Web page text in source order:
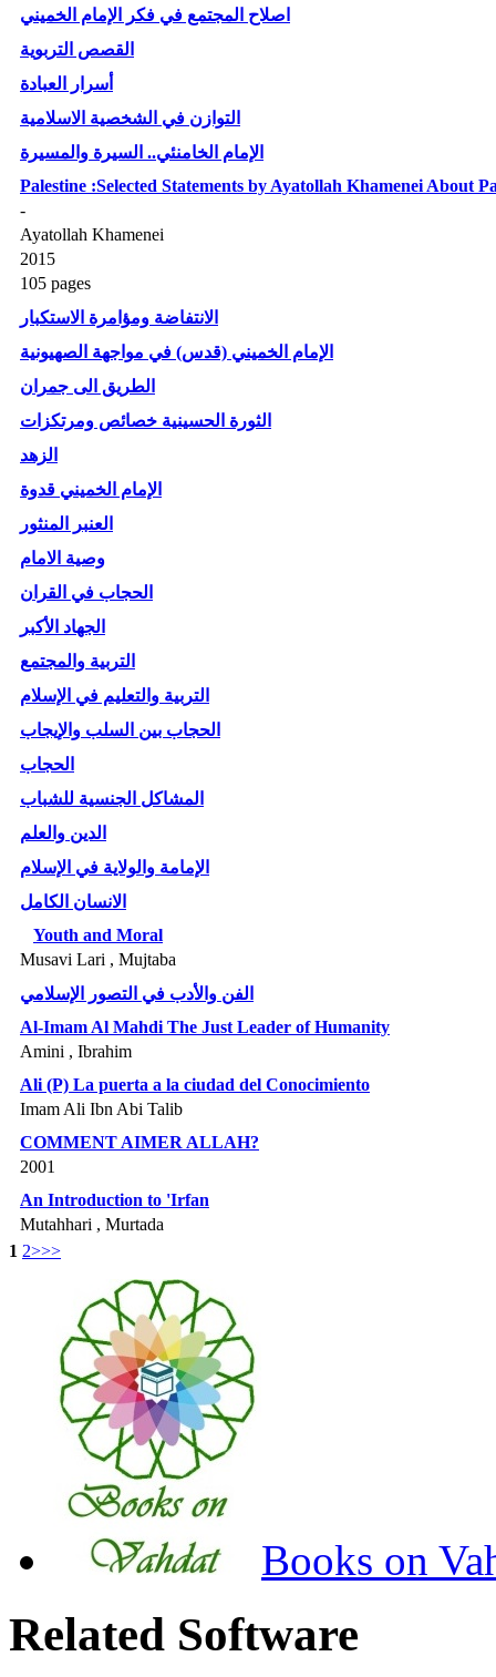
اصلاح المجتمع في فكر الإمام الخميني
القصص التربوية
أسرار العبادة
التوازن في الشخصية الاسلامية
الإمام الخامنئي.. السيرة والمسيرة
Palestine :Selected Statements by Ayatollah Khamenei About
-
Ayatollah Khamenei
2015
105 pages
الانتفاضة ومؤامرة الاستكبار
الإمام الخميني (قدس) في مواجهة الصهيونية
الطريق الى جمران
الثورة الحسينية خصائص ومرتكزات
الزهد
الإمام الخميني قدوة
العنبر المنثور
وصية الامام
الحجاب في القران
الجهاد الأكبر
التربية والمجتمع
التربية والتعليم في الإسلام
الحجاب بين السلب والإيجاب
الحجاب
المشاكل الجنسية للشباب
الدين والعلم
الإمامة والولاية في الإسلام
الانسان الكامل
Youth and Moral
Musavi Lari , Mujtaba
الفن والأدب في التصور الإسلامي
Al-Imam Al Mahdi The Just Leader of Humanity
Amini , Ibrahim
Ali (P) La puerta a la ciudad del Conocimiento
Imam Ali Ibn Abi Talib
COMMENT AIMER ALLAH?
2001
An Introduction to 'Irfan
Mutahhari , Murtada
1 2>>>
Books on
Related Software